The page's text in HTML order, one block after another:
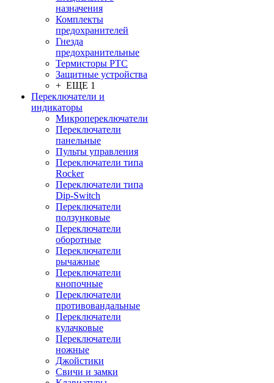
назначения
Комплекты
предохранителей
Гнезда
предохранительные
Термисторы PTC
Защитные устройства
+ ЕЩЕ 1
Переключатели и
индикаторы
Микропереключатели
Переключатели
панельные
Пульты управления
Переключатели типа
Rocker
Переключатели типа
Dip-Switch
Переключатели
ползунковые
Переключатели
оборотные
Переключатели
рычажные
Переключатели
кнопочные
Переключатели
противовандальные
Переключатели
кулачковые
Переключатели
ножные
Джойстики
Свичи и замки